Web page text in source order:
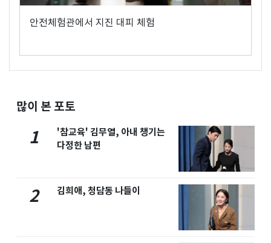
안전체험관에서 지진 대피 체험
많이 본 포토
1
'참교육' 김무열, 아내 챙기는
다정한 남편
2 김희애, 청담동 나들이